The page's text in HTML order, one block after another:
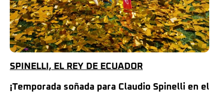
SPINELLI, EL REY DE ECUADOR
¡Temporada soñada para Claudio Spinelli en el